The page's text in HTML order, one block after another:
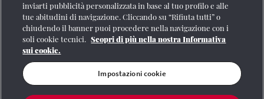
Se vuoi contattarci o avere altre informazioni
CONTATTI
inviarti pubblicità personalizzata in base al tuo profilo e alle
tue abitudini di navigazione. Cliccando su “Rifiuta tutti” o
chiudendo il banner puoi procedere nella navigazione con i
soli cookie tecnici. Scopri di più nella nostra Informativa
sui cookie.
Impostazioni cookie